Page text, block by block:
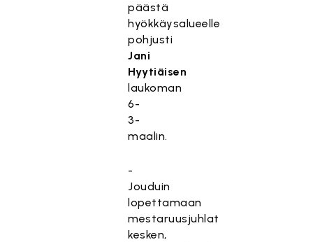
päästä
hyökkäysalueelle
pohjusti
Jani
Hyytiäisen
laukoman
6-
3-
maalin.
-
Jouduin
lopettamaan
mestaruusjuhlat
kesken,